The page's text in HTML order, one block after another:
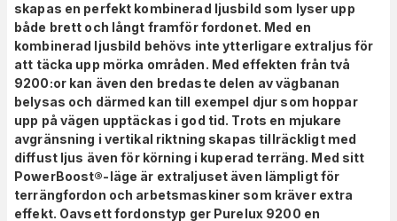
skapas en perfekt kombinerad ljusbild som lyser upp
både brett och långt framför fordonet. Med en
kombinerad ljusbild behövs inte ytterligare extraljus för
att täcka upp mörka områden. Med effekten från två
9200:or kan även den bredaste delen av vägbanan
belysas och därmed kan till exempel djur som hoppar
upp på vägen upptäckas i god tid. Trots en mjukare
avgränsning i vertikal riktning skapas tillräckligt med
diffust ljus även för körning i kuperad terräng. Med sitt
PowerBoost®-läge är extraljuset även lämpligt för
terrängfordon och arbetsmaskiner som kräver extra
effekt. Oavsett fordonstyp ger Purelux 9200 en